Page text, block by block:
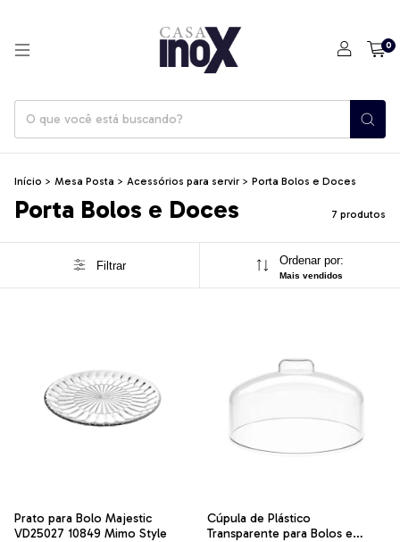
0
Início > Mesa Posta > Acessórios para servir > Porta Bolos e Doces
Porta Bolos e Doces 7 produtos
Filtrar Ordenar por:
Mais vendidos
Prato para Bolo Majestic
VD25027 10849 Mimo Style
Cúpula de Plástico
Transparente para Bolos e